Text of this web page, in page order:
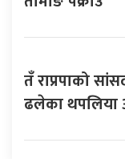
तँ राप्रपाको
ढलेका थपलिया